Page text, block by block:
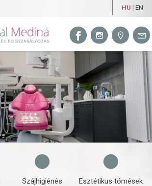
HU | EN
Szájhigiénés
Esztétikus tömések